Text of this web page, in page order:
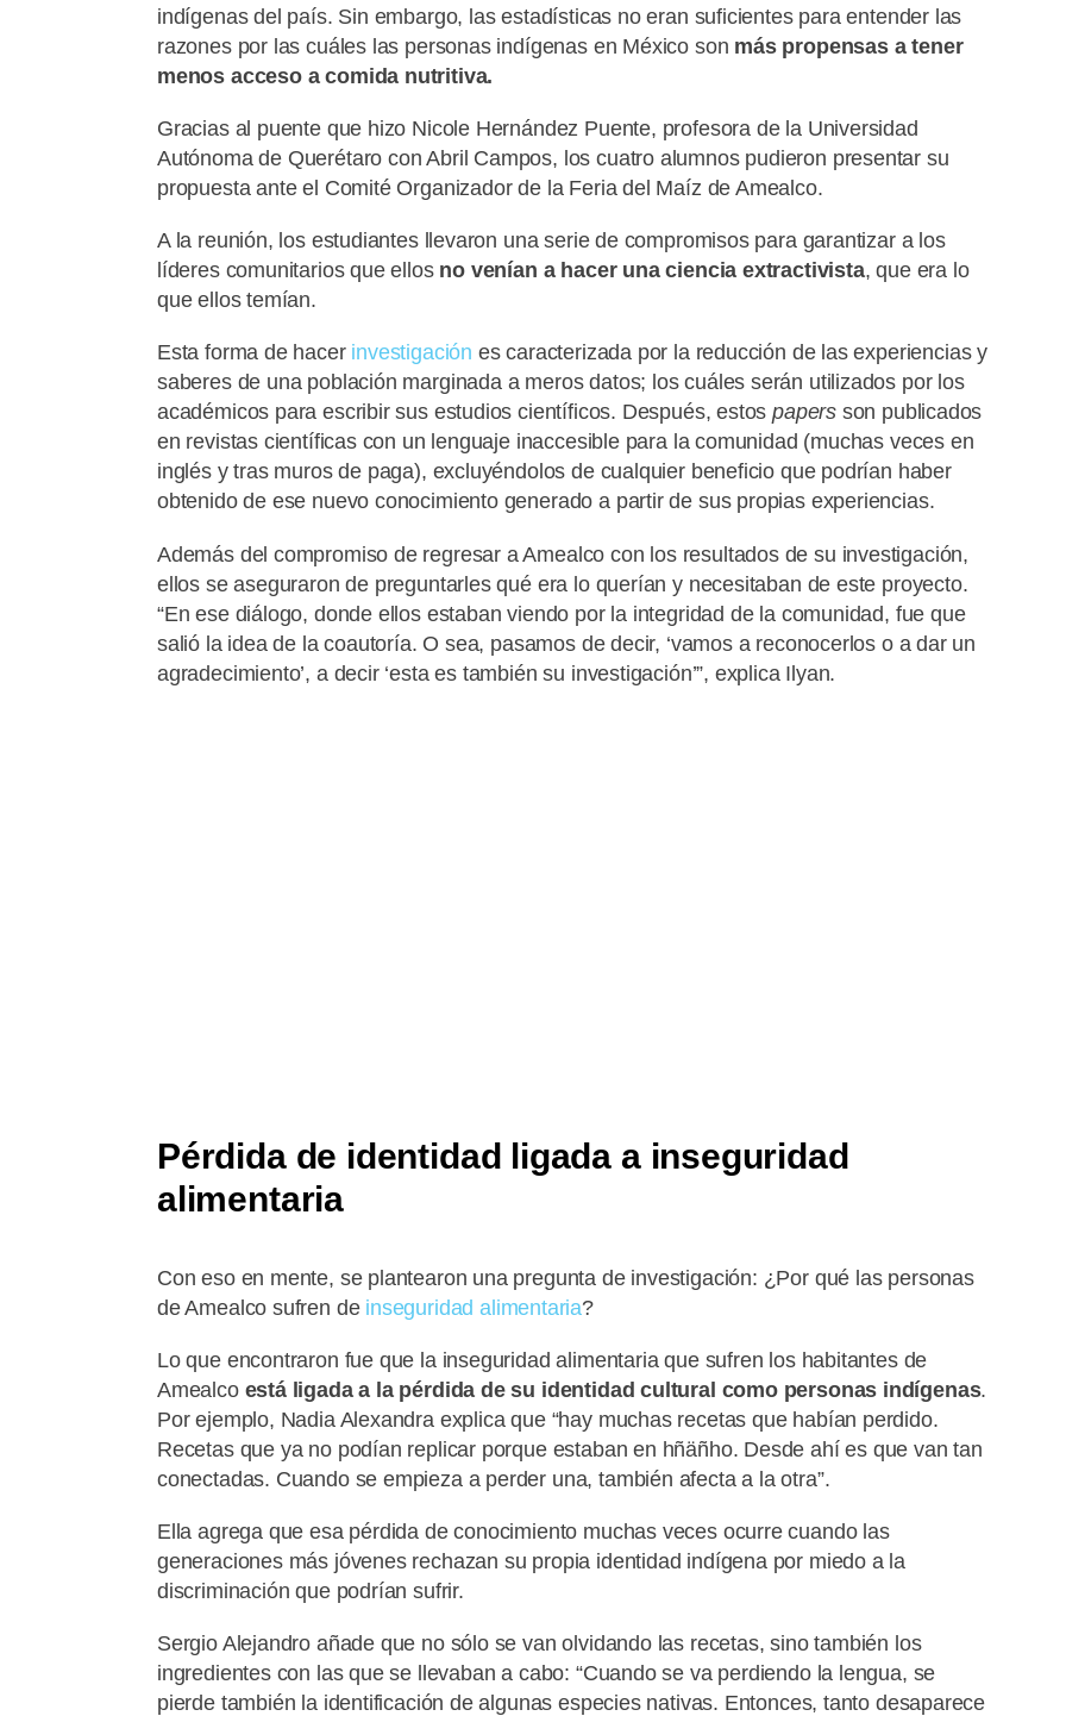
indígenas del país. Sin embargo, las estadísticas no eran suficientes para entender las
razones por las cuáles las personas indígenas en México son más propensas a tener
menos acceso a comida nutritiva.
Gracias al puente que hizo Nicole Hernández Puente, profesora de la Universidad
Autónoma de Querétaro con Abril Campos, los cuatro alumnos pudieron presentar su
propuesta ante el Comité Organizador de la Feria del Maíz de Amealco.
A la reunión, los estudiantes llevaron una serie de compromisos para garantizar a los
líderes comunitarios que ellos no venían a hacer una ciencia extractivista, que era lo
que ellos temían.
Esta forma de hacer investigación es caracterizada por la reducción de las experiencias y
saberes de una población marginada a meros datos; los cuáles serán utilizados por los
académicos para escribir sus estudios científicos. Después, estospapers son publicados
en revistas científicas con un lenguaje inaccesible para la comunidad (muchas veces en
inglés y tras muros de paga), excluyéndolos de cualquier beneficio que podrían haber
obtenido de ese nuevo conocimiento generado a partir de sus propias experiencias.
Además del compromiso de regresar a Amealco con los resultados de su investigación,
ellos se aseguraron de preguntarles qué era lo querían y necesitaban de este proyecto.
“En ese diálogo, donde ellos estaban viendo por la integridad de la comunidad, fue que
salió la idea de la coautoría. O sea, pasamos de decir, ‘vamos a reconocerlos o a dar un
agradecimiento’, a decir ‘esta es también su investigación’”, explica Ilyan.
Pérdida de identidad ligada a inseguridad
alimentaria
Con eso en mente, se plantearon una pregunta de investigación: ¿Por qué las personas
de Amealco sufren de inseguridad alimentaria?
Lo que encontraron fue que la inseguridad alimentaria que sufren los habitantes de
Amealco está ligada a la pérdida de su identidad cultural como personas indígenas.
Por ejemplo, Nadia Alexandra explica que “hay muchas recetas que habían perdido.
Recetas que ya no podían replicar porque estaban en hñäñho. Desde ahí es que van tan
conectadas. Cuando se empieza a perder una, también afecta a la otra”.
Ella agrega que esa pérdida de conocimiento muchas veces ocurre cuando las
generaciones más jóvenes rechazan su propia identidad indígena por miedo a la
discriminación que podrían sufrir.
Sergio Alejandro añade que no sólo se van olvidando las recetas, sino también los
ingredientes con las que se llevaban a cabo: “Cuando se va perdiendo la lengua, se
pierde también la identificación de algunas especies nativas. Entonces, tanto desaparece